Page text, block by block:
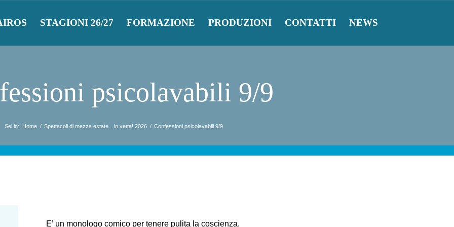
STAGIONI 26/27 FORMAZIONE PRODUZIONI CONTATTI NEWS
psicolavabili 9/9
Sei in: Home / Spettacoli di mezza estate…in vetta! 2026 / Confessioni psicolavabili 9/9
E’ un monologo comico per tenere pulita la coscienza.